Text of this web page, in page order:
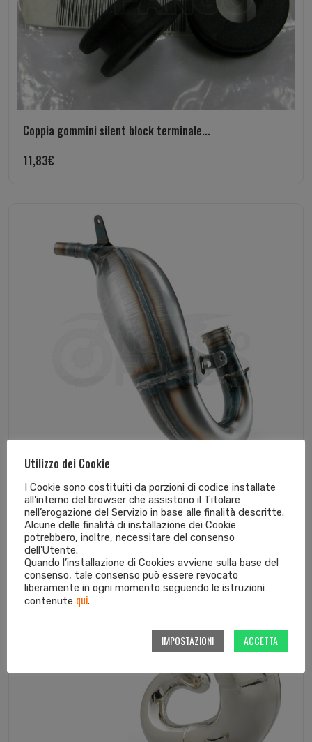
Coppia gommini silent block terminale...
11,83€
Collettore di scarico factory EXC ed ...
269,01€
Utilizzo dei Cookie
I Cookie sono costituiti da porzioni di codice installate
all'interno del browser che assistono il Titolare
nell’erogazione del Servizio in base alle finalità descritte.
Alcune delle finalità di installazione dei Cookie
potrebbero, inoltre, necessitare del consenso
dell'Utente.
Quando l’installazione di Cookies avviene sulla base del
consenso, tale consenso può essere revocato
liberamente in ogni momento seguendo le istruzioni
contenute qui.
IMPOSTAZIONI ACCETTA